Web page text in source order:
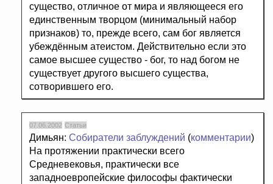
существо, отличное от мира и являющееся его
единственным творцом (минимальный набор
признаков) то, прежде всего, сам бог является
убеждённым атеистом. Действительно если это
самое высшее существо - бог, то над богом не
существует другого высшего существа,
сотворившего его.
07.06.2002 Статьи
Димьян: Собиратели заблуждений (комментарии)
На протяжении практически всего
Средневековья, практически все
западноевропейские философы фактически